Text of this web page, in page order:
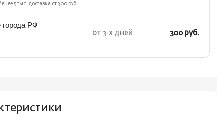
5 тыс. доставка от 300 руб.
города РФ
от 3-х дней 300 руб.